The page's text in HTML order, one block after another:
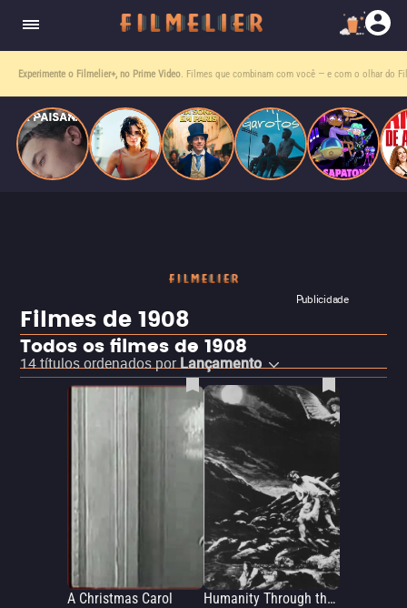
Entre tantas opções,receba o que mais vale seu tempo!
Toda sexta, no seu e-mail.
Publicidade
Filmes de 1908
Todos os filmes de 1908
14títulos ordenados por Lançamento
A Christmas Carol
Humanity Through the Ages
quando se apaixona por um de seus alvos.